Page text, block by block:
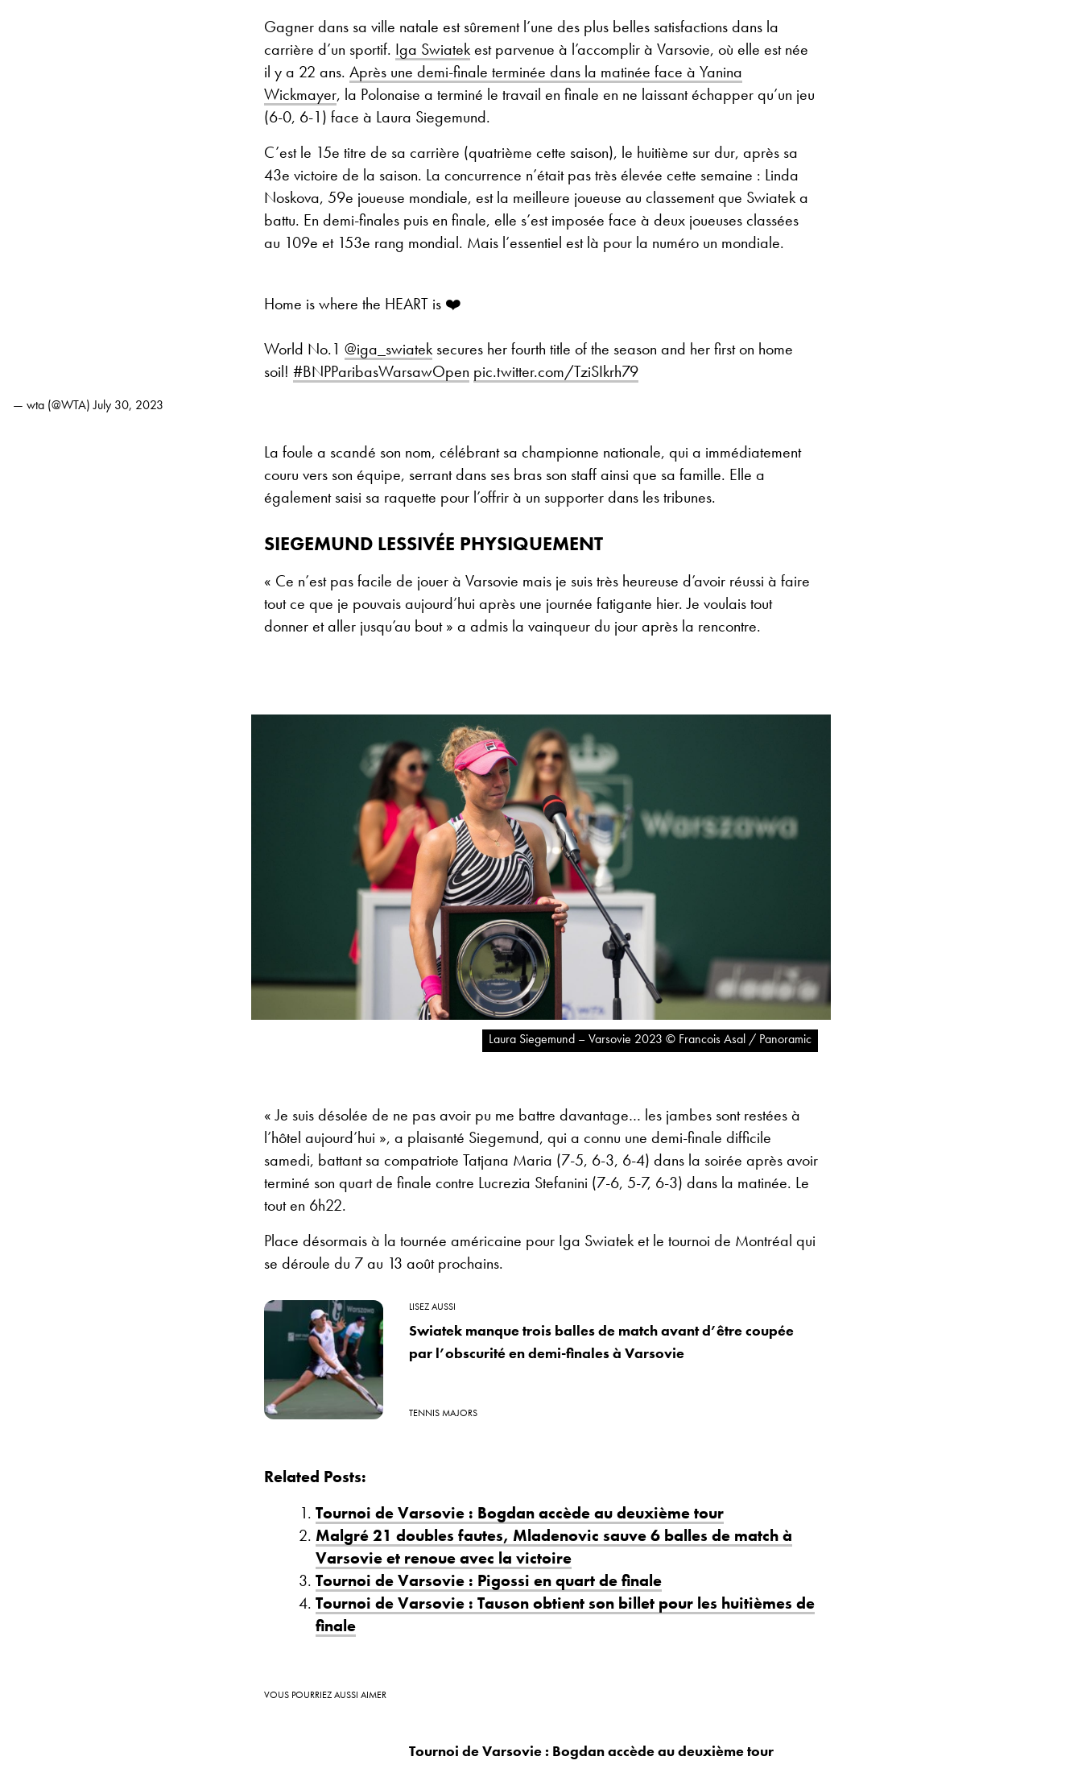
Gagner dans sa ville natale est sûrement l’une des plus belles satisfactions dans la
carrière d’un sportif. Iga Swiatekest parvenue à l’accomplir à Varsovie, où elle est née
il y a 22 ans. Après une demi-finale terminée dans la matinée face à Yanina
Wickmayer, la Polonaise a terminé le travail en finale en ne laissant échapper qu’un jeu
(6-0, 6-1) face à Laura Siegemund.
C’est le 15e titre de sa carrière (quatrième cette saison), le huitième sur dur, après sa
43e victoire de la saison. La concurrence n’était pas très élevée cette semaine : Linda
Noskova, 59e joueuse mondiale, est la meilleure joueuse au classement que Swiatek a
battu. En demi-finales puis en finale, elle s’est imposée face à deux joueuses classées
au 109e et 153e rang mondial. Mais l’essentiel est là pour la numéro un mondiale.
Home is where the HEART is ❤️
World No.1 @iga_swiatek secures her fourth title of the season and her first on home
soil! #BNPParibasWarsawOpen pic.twitter.com/TziSIkrh79
— wta (@WTA)July 30, 2023
La foule a scandé son nom, célébrant sa championne nationale, qui a immédiatement
couru vers son équipe, serrant dans ses bras son staff ainsi que sa famille. Elle a
également saisi sa raquette pour l’offrir à un supporter dans les tribunes.
SIEGEMUND LESSIVÉE PHYSIQUEMENT
« Ce n’est pas facile de jouer à Varsovie mais je suis très heureuse d’avoir réussi à faire
tout ce que je pouvais aujourd’hui après une journée fatigante hier. Je voulais tout
donner et aller jusqu’au bout » a admis la vainqueur du jour après la rencontre.
Laura Siegemund – Varsovie 2023 © Francois Asal / Panoramic
« Je suis désolée de ne pas avoir pu me battre davantage… les jambes sont restées à
l’hôtel aujourd’hui », a plaisanté Siegemund, qui a connu une demi-finale difficile
samedi, battant sa compatriote Tatjana Maria (7-5, 6-3, 6-4) dans la soirée après avoir
terminé son quart de finale contre Lucrezia Stefanini (7-6, 5-7, 6-3) dans la matinée. Le
tout en 6h22.
Place désormais à la tournée américaine pour Iga Swiatek et le tournoi de Montréal qui
se déroule du 7 au 13 août prochains.
LISEZ AUSSI
Swiatek manque trois balles de match avant d’être coupée
par l’obscurité en demi-finales à Varsovie
TENNIS MAJORS
Related Posts:
Tournoi de Varsovie : Bogdan accède au deuxième tour
Malgré 21 doubles fautes, Mladenovic sauve 6 balles de match à
Varsovie et renoue avec la victoire
Tournoi de Varsovie : Pigossi en quart de finale
Tournoi de Varsovie : Tauson obtient son billet pour les huitièmes de
finale
VOUS POURRIEZ AUSSI AIMER
Tournoi de Varsovie : Bogdan accède au deuxième tour